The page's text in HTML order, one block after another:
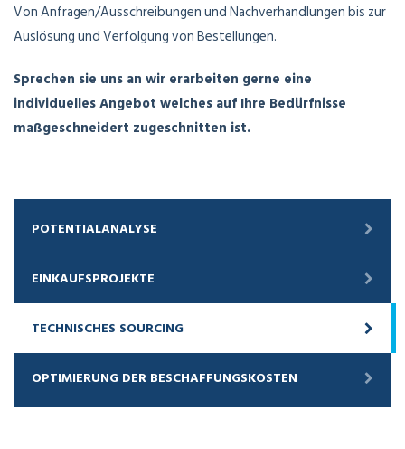
Von Anfragen/Ausschreibungen und Nachverhandlungen bis zur
Auslösung und Verfolgung von Bestellungen.
Sprechen sie uns an wir erarbeiten gerne eine
individuelles Angebot welches auf Ihre Bedürfnisse
maßgeschneidert zugeschnitten ist.
POTENTIALANALYSE
EINKAUFSPROJEKTE
TECHNISCHES SOURCING
OPTIMIERUNG DER BESCHAFFUNGSKOSTEN